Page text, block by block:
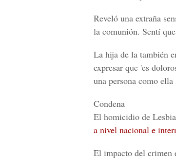
Reveló una extraña
la comunión. Sentí
La hija de la también
expresar que 'es
una persona como
Condena
El homicidio de
a nivel nacional e
El impacto del crimen